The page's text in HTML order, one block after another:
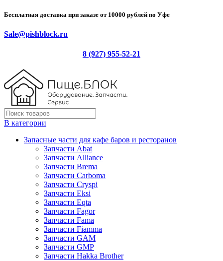
Бесплатная доставка при заказе от 10000 рублей по Уфе
Sale@pishblock.ru
8 (927) 955-52-21
В категории
Запасные части для кафе баров и ресторанов
Запчасти Abat
Запчасти Alliance
Запчасти Brema
Запчасти Carboma
Запчасти Cryspi
Запчасти Eksi
Запчасти Eqta
Запчасти Fagor
Запчасти Fama
Запчасти Fiamma
Запчасти GAM
Запчасти GMP
Запчасти Hakka Brother